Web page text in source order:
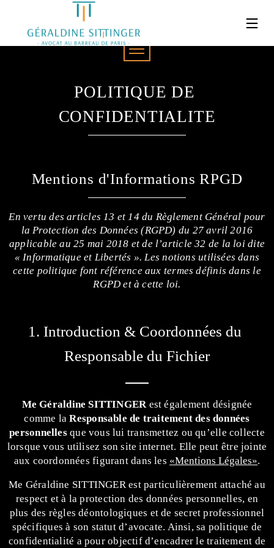
SALARIÉ PROTÉGÉ :
CONSÉQUENCES DE
L’ABSENCE DE
CONVENTIONNELLE
JUIN
FILIATION :
APPLICATION
CUMULATIVE
DE L’ENFANT
FÉVRIER
L’ÉGALITÉ
SALARIALE
ENTRE LES
EST UNE
DE
RÉSULTAT
ET NON
PLUS UNE
OBLIGATION
DE MOYENS
POLITIQUE DE
CONFIDENTIALITE
Mentions d'Informations RPGD
En vertu des articles 13 et 14 du Règlement Général pour
la Protection des Données (RGPD) du 27 avril 2016
applicable au 25 mai 2018 et de l’article 32 de la loi dite
« Informatique et Libertés ». Les notions utilisées dans
cette politique font référence aux termes définis dans le
RGPD et à cette loi.
1. Introduction & Coordonnées du
Responsable du Fichier
Me Géraldine SITTINGER est également désignée
comme laResponsable de traitement des données
personnellesque vous lui transmettez ou qu’elle collecte
lorsque vous utilisez son site internet. Elle peut être jointe
aux coordonnées figurant dans les «Mentions Légales».
Me Géraldine SITTINGER est particulièrement attaché au
respect et à la protection des données personnelles, en
plus des règles déontologiques et de secret professionnel
spécifiques à son statut d’avocate. Ainsi, sa politique de
confidentialité a pour objectif d’encadrer le traitement de